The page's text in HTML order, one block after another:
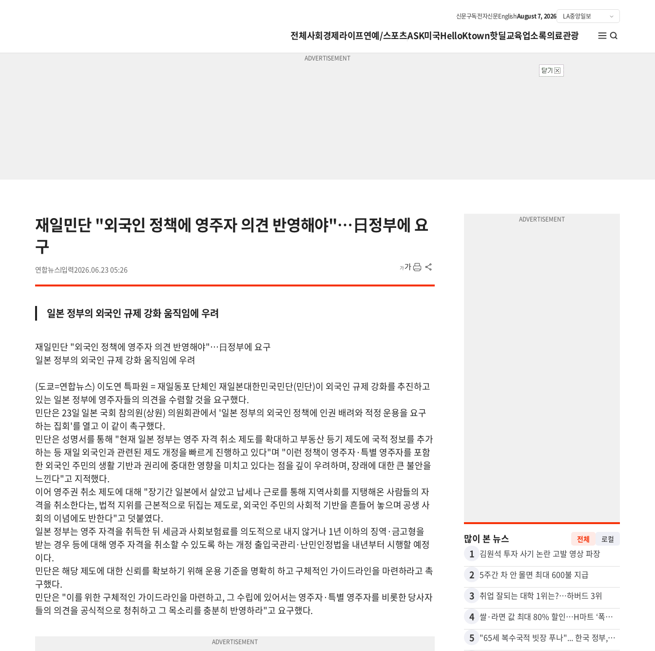
신문구독전자신문EnglishAugust 7, 2026
전체사회경제라이프연예/스포츠ASK미국HelloKtown핫딜교육업소록의료관광
재일민단 "외국인 정책에 영주자 의견 반영해야"…日정부에 요
구
연합뉴스 2026.06.23 05:26
일본 정부의 외국인 규제 강화 움직임에 우려
재일민단 "외국인 정책에 영주자 의견 반영해야"…日정부에 요구
일본 정부의 외국인 규제 강화 움직임에 우려
(도쿄=연합뉴스) 이도연 특파원 = 재일동포 단체인 재일본대한민국민단(민단)이 외국인 규제 강화를 추진하고
있는 일본 정부에 영주자들의 의견을 수렴할 것을 요구했다.
민단은 23일 일본 국회 참의원(상원) 의원회관에서 '일본 정부의 외국인 정책에 인권 배려와 적정 운용을 요구
하는 집회'를 열고 이 같이 촉구했다.
민단은 성명서를 통해 "현재 일본 정부는 영주 자격 취소 제도를 확대하고 부동산 등기 제도에 국적 정보를 추가
하는 등 재일 외국인과 관련된 제도 개정을 빠르게 진행하고 있다"며 "이런 정책이 영주자·특별 영주자를 포함
한 외국인 주민의 생활 기반과 권리에 중대한 영향을 미치고 있다는 점을 깊이 우려하며, 장래에 대한 큰 불안을
느낀다"고 지적했다.
이어 영주권 취소 제도에 대해 "장기간 일본에서 살았고 납세나 근로를 통해 지역사회를 지탱해온 사람들의 자
격을 취소한다는, 법적 지위를 근본적으로 뒤집는 제도로, 외국인 주민의 사회적 기반을 흔들어 놓으며 공생 사
회의 이념에도 반한다"고 덧붙였다.
일본 정부는 영주 자격을 취득한 뒤 세금과 사회보험료를 의도적으로 내지 않거나 1년 이하의 징역·금고형을
받는 경우 등에 대해 영주 자격을 취소할 수 있도록 하는 개정 출입국관리·난민인정법을 내년부터 시행할 예정
이다.
민단은 해당 제도에 대한 신뢰를 확보하기 위해 운용 기준을 명확히 하고 구체적인 가이드라인을 마련하라고 촉
구했다.
민단은 "이를 위한 구체적인 가이드라인을 마련하고, 그 수립에 있어서는 영주자·특별 영주자를 비롯한 당사자
들의 의견을 공식적으로 청취하고 그 목소리를 충분히 반영하라"고 요구했다.
많이 본 뉴스 전체 로컬
1 김원석 투자 사기 논란 고발 영상 파장
2 5주간 차 안 몰면 최대 600불 지급
3 취업 잘되는 대학 1위는?…하버드 3위
4 쌀·라면 값 최대 80% 할인…H마트 ‘폭탄 세일’
5 "65세 복수국적 빗장 푸나"... 한국 정부, 연령 완화 전면 추진